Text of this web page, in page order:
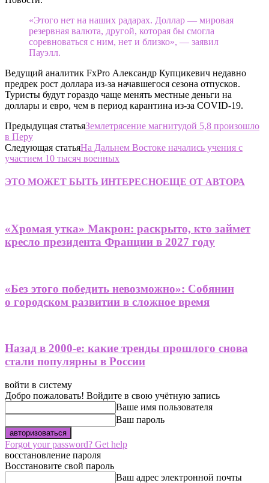
«Этого нет на наших радарах. Доллар — мировая
резервная валюта, другой, которая бы смогла
соревноваться с ним, нет и близко», — заявил
Пауэлл.
Ведущий аналитик FxPro Александр Купцикевич недавно
предрек рост доллара из-за начавшегося сезона отпусков.
Туристы будут гораздо чаще менять местные деньги на
доллары и евро, чем в период карантина из-за COVID-19.
Предыдущая статьяЗемлетрясение магнитудой 5,8 произошло
в Перу
Следующая статьяНа Дальнем Востоке начались учения с
участием 10 тысяч военных
ЭТО МОЖЕТ БЫТЬ ИНТЕРЕСНОЕЩЕ ОТ АВТОРА
«Хромая утка» Макрон: раскрыто, кто займет
кресло президента Франции в 2027 году
«Без этого победить невозможно»: Собянин
о городском развитии в сложное время
Назад в 2000-е: какие тренды прошлого снова
стали популярны в России
войти в систему
Добро пожаловать! Войдите в свою учётную запись
Ваше имя пользователя
Ваш пароль
Forgot your password? Get help
восстановление пароля
Восстановите свой пароль
Ваш адрес электронной почты